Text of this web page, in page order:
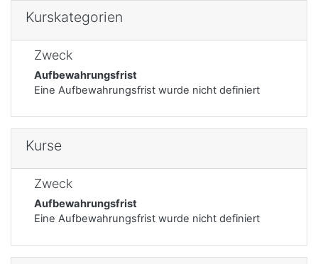
Kurskategorien
Zweck
Aufbewahrungsfrist
Eine Aufbewahrungsfrist wurde nicht definiert
Kurse
Zweck
Aufbewahrungsfrist
Eine Aufbewahrungsfrist wurde nicht definiert